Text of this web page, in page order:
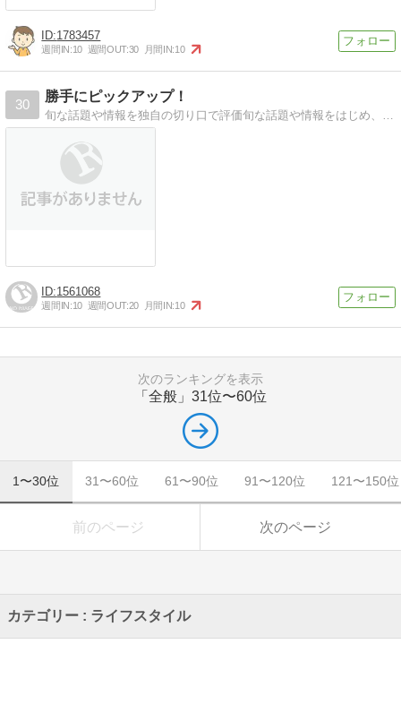
1783457
週間IN:10 週間OUT:30 月間IN:10
30
勝手にピックアップ！
旬な話題や情報を独自の切り口で評価旬な話題や情報をはじめ、気になる記事や何これ？って商品を独自の切り口で評価
1561068
週間IN:10 週間OUT:20 月間IN:10
次のランキングを表示
「全般」 31位〜60位
1〜30位 31〜60位 61〜90位 91〜120位 121〜150位
前のページ 次のページ
カテゴリー : ライフスタイル